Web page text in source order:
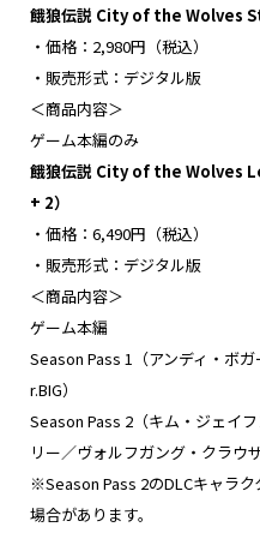
餓狼伝説 City of the Wolves
・価格：2,980円（税込）
・販売形式：デジタル版
＜商品内容＞
ゲーム本編のみ
餓狼伝説 City of the Wolves
+ 2）
・価格：6,490円（税込）
・販売形式：デジタル版
＜商品内容＞
ゲーム本編
Season Pass 1（アンディ・ボ
r.BIG）
Season Pass 2（キム・ジェイ
リー／ヴォルフガング・クラウ
※Season Pass 2のDLCキャラ
場合があります。